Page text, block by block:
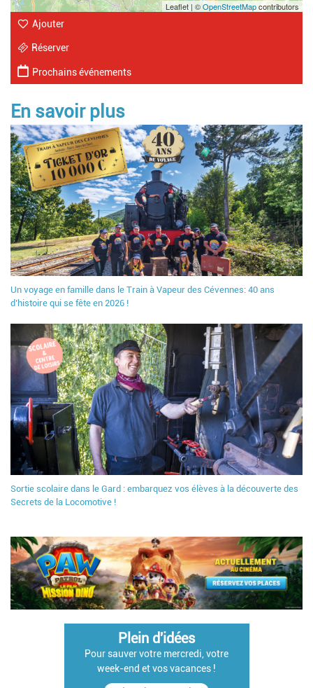
Leaflet | ©OpenStreetMapcontributors
Ajouter
Réserver
Prochains événements
En savoir plus
Un voyage en famille dans le Train à Vapeur des Cévennes: 40 ans
d’histoire qui se fête en 2026 !
Sortie scolaire dans le Gard : embarquez vos élèves à la découverte des
Secrets de la Locomotive !
Plein d'idées
Pour sauver votre mercredi, votre
week-end et vos vacances !